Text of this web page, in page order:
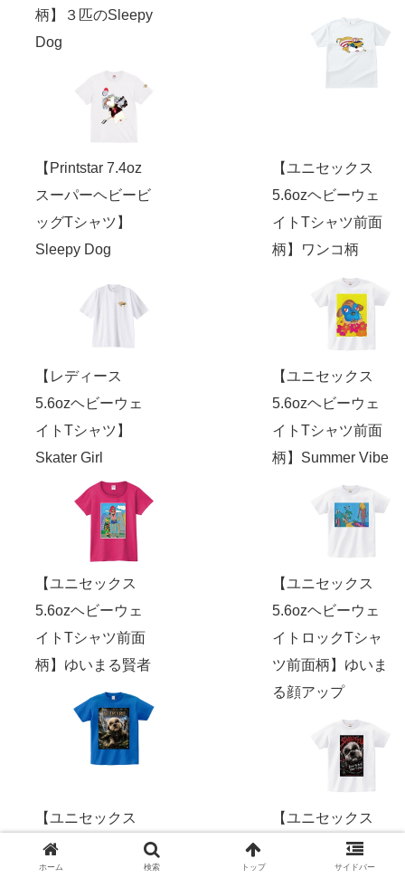
柄】３匹のSleepy
Dog
【Printstar 7.4oz
スーパーヘビービ
ッグTシャツ】
Sleepy Dog
【ユニセックス
5.6ozヘビーウェ
イトTシャツ前面
柄】ワンコ柄
【レディース
5.6ozヘビーウェ
イトTシャツ】
Skater Girl
【ユニセックス
5.6ozヘビーウェ
イトTシャツ前面
柄】Summer Vibe
【ユニセックス
5.6ozヘビーウェ
イトTシャツ前面
柄】ゆいまる賢者
【ユニセックス
5.6ozヘビーウェ
イトロックTシャ
ツ前面柄】ゆいま
る顔アップ
【ユニセックス
5.6ozヘビーウェ
イトロックTシャ
【ユニセックス
5.6ozヘビーウェ
イトロックTシャ
ホーム 検索 トップ サイドバー